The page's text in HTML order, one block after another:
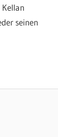
seinen